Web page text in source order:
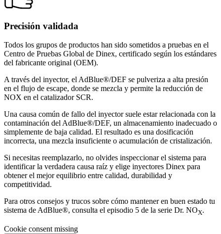
Precisión validada
Todos los grupos de productos han sido sometidos a pruebas en el
Centro de Pruebas Global de Dinex, certificado según los estándares
del fabricante original (OEM).
A través del inyector, el AdBlue®/DEF se pulveriza a alta presión
en el flujo de escape, donde se mezcla y permite la reducción de
NOX en el catalizador SCR.
Una causa común de fallo del inyector suele estar relacionada con la
contaminación del AdBlue®/DEF, un almacenamiento inadecuado o
simplemente de baja calidad. El resultado es una dosificación
incorrecta, una mezcla insuficiente o acumulación de cristalización.
Si necesitas reemplazarlo, no olvides inspeccionar el sistema para
identificar la verdadera causa raíz y elige inyectores Dinex para
obtener el mejor equilibrio entre calidad, durabilidad y
competitividad.
Para otros consejos y trucos sobre cómo mantener en buen estado tu
sistema de AdBlue®, consulta el episodio 5 de la serie Dr. NOX.
Cookie consent missing